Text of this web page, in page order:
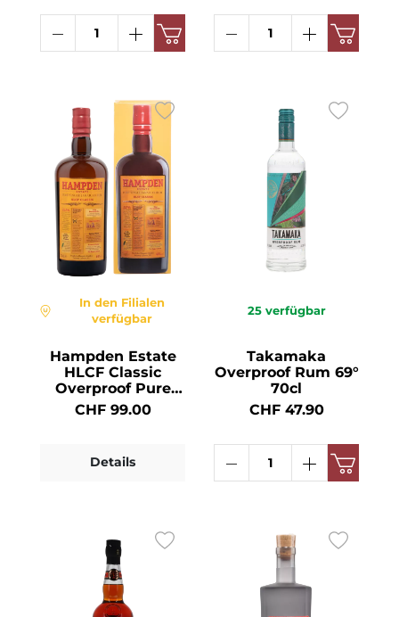
In den Filialen
verfügbar
Hampden Estate
HLCF Classic
Overproof Pure
Single Jamaican
Rum 60° 70cl
CHF 99.00
Details
25 verfügbar
Takamaka
Overproof Rum 69°
70cl
CHF 47.90